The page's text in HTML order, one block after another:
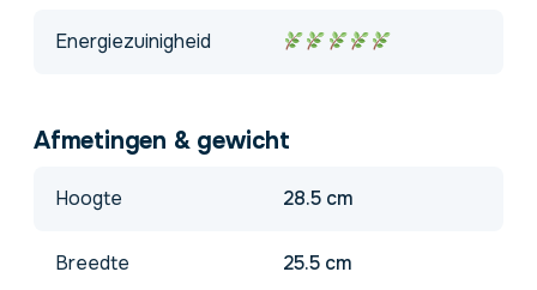
Energiezuinigheid
Afmetingen & gewicht
Hoogte 28.5 cm
Breedte 25.5 cm